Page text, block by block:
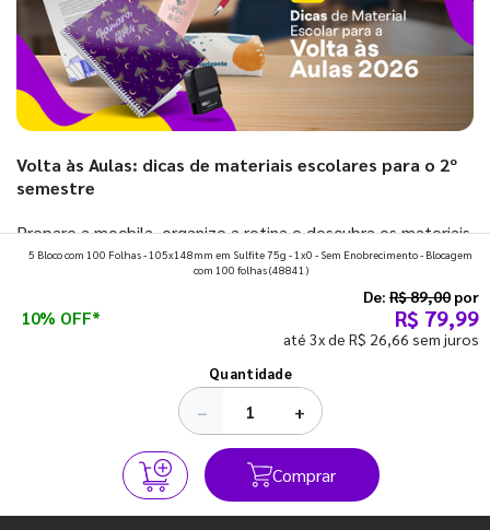
Volta às Aulas: dicas de materiais escolares para o 2º
semestre
Prepare a mochila, organize a rotina e descubra os materiais
que fazem toda diferença para começar o segundo
5 Bloco com 100 Folhas - 105x148mm em Sulfite 75g - 1x0 - Sem Enobrecimento - Blocagem
com 100 folhas(48841)
10% OFF*
De: R$ 89,00 por
R$ 79,99
até 3x de R$ 26,66 sem juros
Quantidade
− +
Comprar